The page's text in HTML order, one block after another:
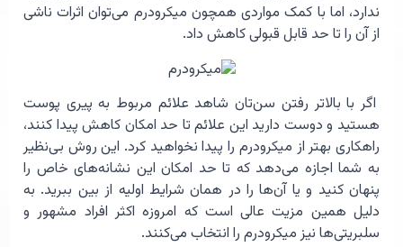
ندارد، اما با کمک مواردی همچون میکرودرم می‌توان اثرات ناشی
از آن را تا حد قابل قبولی کاهش داد.
اگر با بالاتر رفتن سن‌تان شاهد علائم مربوط به پیری پوست
هستید و دوست دارید این علائم تا حد امکان کاهش پیدا کنند،
راهکاری بهتر از میکرودرم را پیدا نخواهید کرد. این روش بی‌نظیر
به شما اجازه می‌دهد که تا حد امکان این نشانه‌های خاص را
پنهان کنید و یا آن‌ها را در همان شرایط اولیه از بین ببرید. به
دلیل همین مزیت عالی است که امروزه اکثر افراد مشهور و
سلبریتی‌ها نیز میکرودرم را انتخاب می‌کنند.